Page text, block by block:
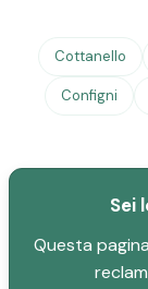
Cottanello
Configni
Sei
Questa